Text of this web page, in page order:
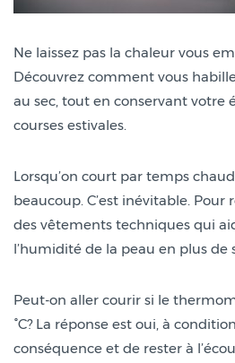
Ne laissez pas la chaleur vous
Découvrez comment vous
au sec, tout en conservant votre
courses estivales.
Lorsqu’on court par temps
beaucoup. C’est inévitable. Pour
des vêtements techniques qui
l’humidité de la peau en plus
Peut-on aller courir si le
°C? La réponse est oui, à
conséquence et de rester à